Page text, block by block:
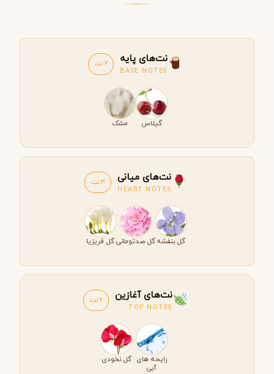
نت‌های پایه
BASE NOTES
2 نت
گیلاس مشک
نت‌های میانی
HEART NOTES
3 نت
گل بنفشهگل صدتومانیگل فریزیا
نت‌های آغازین
TOP NOTES
2 نت
رایحه های
آبی
گل نخودی